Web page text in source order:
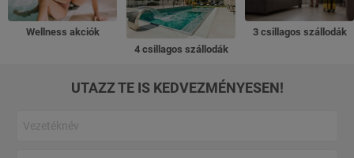
Wellness akciók
4 csillagos szállodák
3 csillagos szállodák
UTAZZ TE IS KEDVEZMÉNYESEN!